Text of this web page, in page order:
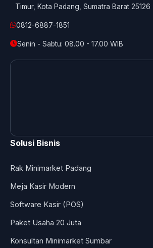
Timur, Kota Padang, Sumatra Barat 25126
0812-6887-1851
Senin - Sabtu: 08.00 - 17.00 WIB
Solusi Bisnis
Rak Minimarket Padang
Meja Kasir Modern
Software Kasir (POS)
Paket Usaha 20 Juta
Konsultan Minimarket Sumbar